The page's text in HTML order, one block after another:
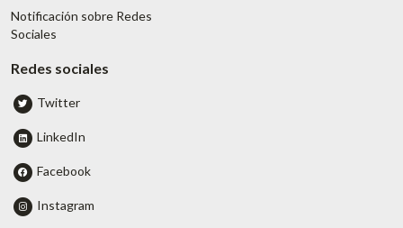
Notificación sobre Redes
Sociales
Redes sociales
Twitter
LinkedIn
Facebook
Instagram